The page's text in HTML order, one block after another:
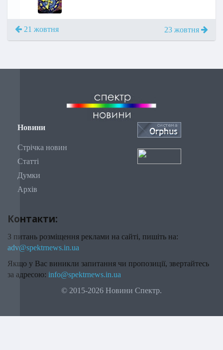
21 жовтня 23 жовтня
Новини
Стрічка новин
Статті
Думки
Архів
Контакти:
З питань розміщення реклами на сайті, пишіть на:
adv@spektrnews.in.ua
Якщо у Вас виникли запитання чи пропозиції, звертайтесь
за адресою: info@spektrnews.in.ua
© 2015-2026 Новини Спектр.